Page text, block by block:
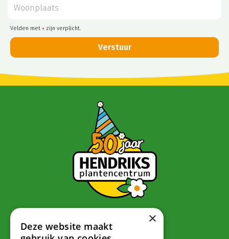
Velden met * zijn verplicht.
×
Deze website maakt